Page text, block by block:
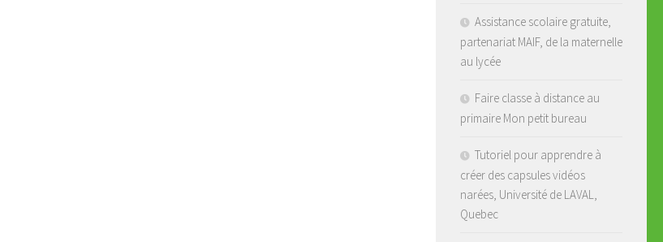
Assistance scolaire gratuite,
partenariat MAIF, de la maternelle
au lycée
Faire classe à distance au
primaire Mon petit bureau
Tutoriel pour apprendre à
créer des capsules vidéos
narées, Université de LAVAL,
Quebec